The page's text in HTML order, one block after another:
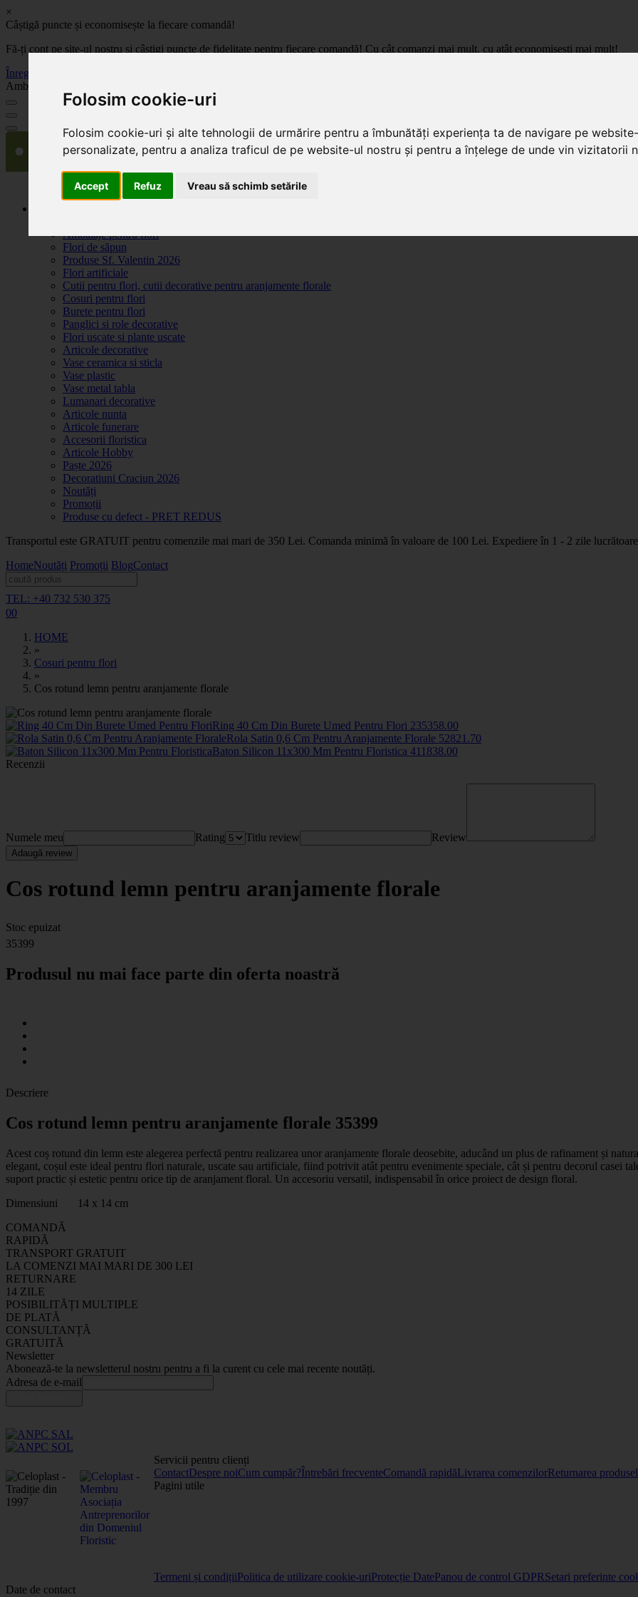
Folosim cookie-uri
Folosim cookie-uri și alte tehnologii de urmărire pentru a îmbunătăți experiența ta de navigare pe
personalizate, pentru a analiza traficul de pe website-ul nostru și pentru a înțelege de unde vin vizitatorii
Accept Refuz Vreau să schimb setările
×
Câștigă puncte și economisește la fiecare comandă!
Fă-ți cont pe site-ul nostru și câștigi puncte de fidelitate pentru fiecare comandă! Cu cât comanzi mai mult, cu atât economisești mai mult!
Înregistrează-te acum
Ambalaje, decoratiuni si accesorii pentru flori. Produse de calitate la pret de importator, cu livrare in toata Romania.
Ambalaje pentru flori
Flori de săpun
Produse Sf. Valentin 2026
Flori artificiale
Cutii pentru flori, cutii decorative pentru aranjamente florale
Cosuri pentru flori
Burete pentru flori
Panglici si role decorative
Flori uscate si plante uscate
Articole decorative
Vase ceramica si sticla
Vase plastic
Vase metal tabla
Lumanari decorative
Articole nunta
Articole funerare
Accesorii floristica
Articole Hobby
Paște 2026
Decoratiuni Craciun 2026
Noutăți
Promoții
Produse cu defect - PRET REDUS
Transportul este GRATUIT pentru comenzile mai mari de 350 Lei. Comanda minimă în valoare de 100 Lei. Expediere în 1 - 2 zile
HomeNoutăți Promoții BlogContact
TEL: +40 732 530 375
00
HOME
»
Cosuri pentru flori
»
Cos rotund lemn pentru aranjamente florale
Ring 40 Cm Din Burete Umed Pentru Flori 235358.00
Rola Satin 0,6 Cm Pentru Aranjamente Florale 52821 .70
Baton Silicon 11x300 Mm Pentru Floristica 411838.00
Recenzii
Numele meu Rating Titlu review Review
Adaugă review
Cos rotund lemn pentru aranjamente florale
Stoc epuizat
35399
Produsul nu mai face parte din oferta noastră
Descriere
Cos rotund lemn pentru aranjamente florale 35399
Acest coș rotund din lemn este alegerea perfectă pentru realizarea unor aranjamente florale deosebite, aducând un plus de rafinament și
elegant, coșul este ideal pentru flori naturale, uscate sau artificiale, fiind potrivit atât pentru evenimente speciale, cât și pentru decorul casei
suport practic și estetic pentru orice tip de aranjament floral. Un accesoriu versatil, indispensabil în orice proiect de design floral.
Dimensiuni 14 x 14 cm
COMANDĂ
RAPIDĂ
TRANSPORT GRATUIT
LA COMENZI MAI MARI DE 300 LEI
RETURNARE
14 ZILE
POSIBILITĂȚI MULTIPLE
DE PLATĂ
CONSULTANȚĂ
GRATUITĂ
Newsletter
Abonează-te la newsletterul nostru pentru a fi la curent cu cele mai recente noutăți.
Adresa de e-mail
Servicii pentru clienți
ContactDespre noiCum cumpăr?Întrebări frecventeComandă rapidăLivrarea comenzilorReturnarea
Pagini utile
Termeni și condițiiPolitica de utilizare cookie-uriProtecție DatePanou de control GDPRSetari preferinte
Date de contact